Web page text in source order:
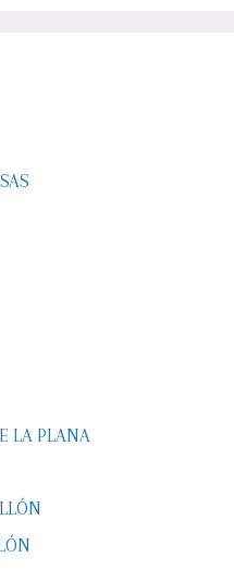
LA PLANA